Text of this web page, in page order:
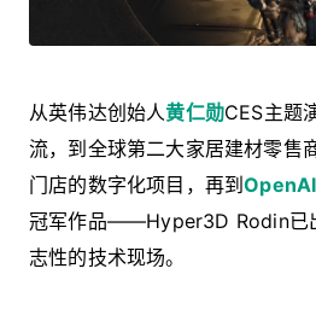
从英伟达创始人黄仁勋CES主题
流，到全球第二大家居建材零售
门店的数字化项目，再到OpenAI
冠军作品——Hyper3D Rodin已
志性的技术现场。